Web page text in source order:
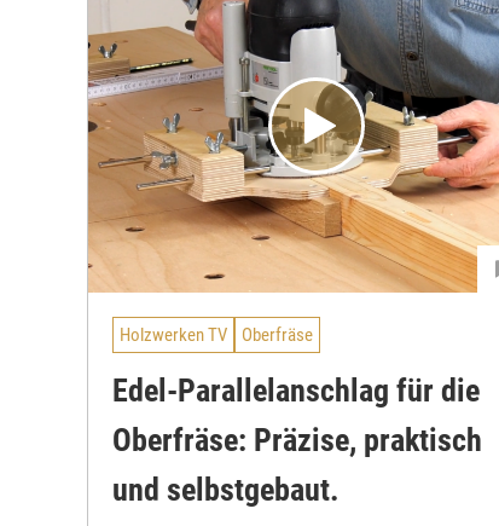
Holzwerken TV Oberfräse
Edel-Parallelanschlag für die
Oberfräse: Präzise, praktisch
und selbstgebaut.